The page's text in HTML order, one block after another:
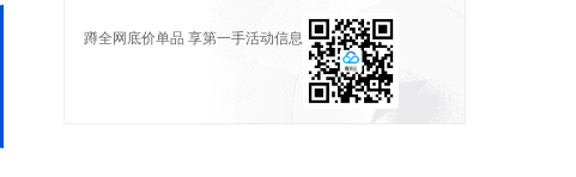
蹲全网底价单品 享第一手活动信息